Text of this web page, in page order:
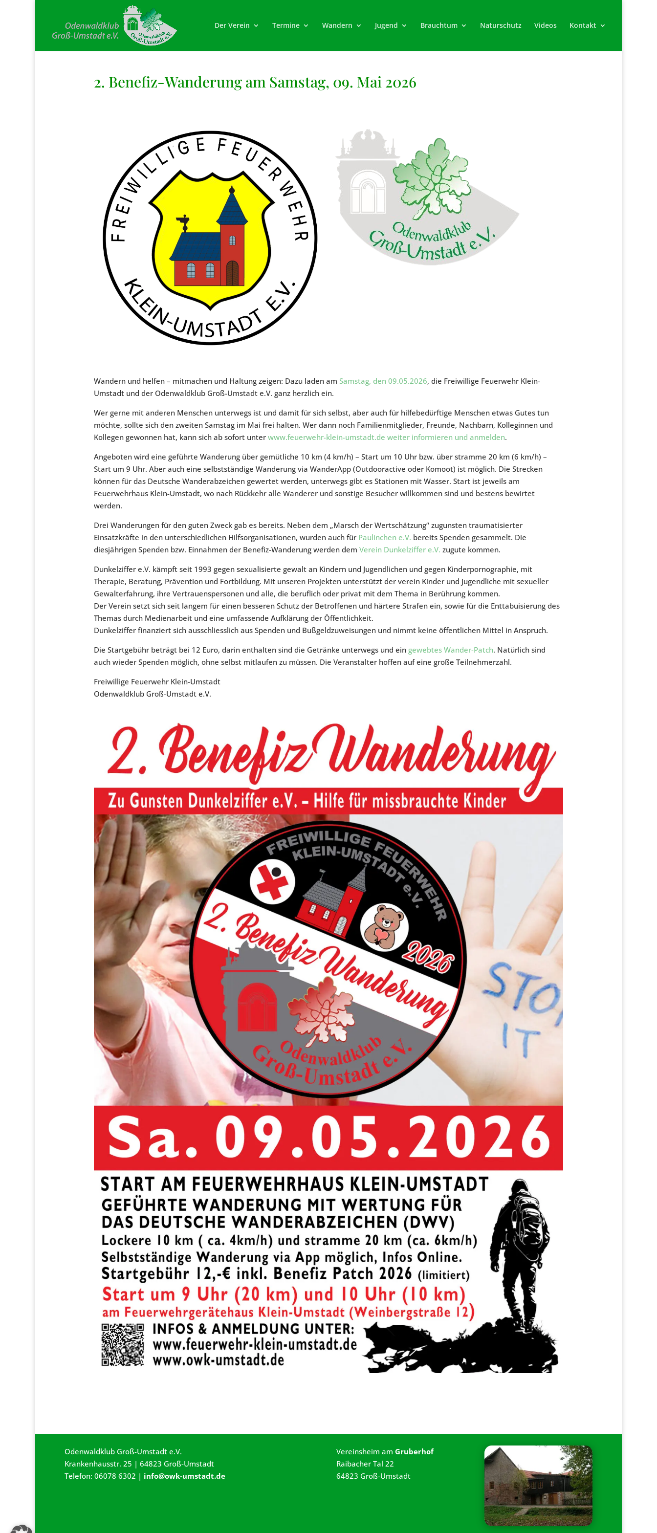
Der Verein Termine Wandern Jugend Brauchtum Naturschutz Videos Kontakt
2. Benefiz-Wanderung am Samstag, 09. Mai 2026
Wandern und helfen – mitmachen und Haltung zeigen: Dazu laden am Samstag, den 09.05.2026, die Freiwillige Feuerwehr Klein-
Umstadt und der Odenwaldklub Groß-Umstadt e.V. ganz herzlich ein.
Wer gerne mit anderen Menschen unterwegs ist und damit für sich selbst, aber auch für hilfebedürftige Menschen etwas Gutes tun
möchte, sollte sich den zweiten Samstag im Mai frei halten. Wer dann noch Familienmitglieder, Freunde, Nachbarn, Kolleginnen und
Kollegen gewonnen hat, kann sich ab sofort unter www.feuerwehr-klein-umstadt.de weiter informieren und anmelden.
Angeboten wird eine geführte Wanderung über gemütliche 10 km (4 km/h) – Start um 10 Uhr bzw. über stramme 20 km (6 km/h) –
Start um 9 Uhr. Aber auch eine selbstständige Wanderung via WanderApp (Outdooractive oder Komoot) ist möglich. Die Strecken
können für das Deutsche Wanderabzeichen gewertet werden, unterwegs gibt es Stationen mit Wasser. Start ist jeweils am
Feuerwehrhaus Klein-Umstadt, wo nach Rückkehr alle Wanderer und sonstige Besucher willkommen sind und bestens bewirtet
werden.
Drei Wanderungen für den guten Zweck gab es bereits. Neben dem „Marsch der Wertschätzung“ zugunsten traumatisierter
Einsatzkräfte in den unterschiedlichen Hilfsorganisationen, wurden auch für Paulinchen e.V. bereits Spenden gesammelt. Die
diesjährigen Spenden bzw. Einnahmen der Benefiz-Wanderung werden dem Verein Dunkelziffer e.V. zugute kommen.
Dunkelziffer e.V. kämpft seit 1993 gegen sexualisierte gewalt an Kindern und Jugendlichen und gegen Kinderpornographie, mit
Therapie, Beratung, Prävention und Fortbildung. Mit unseren Projekten unterstützt der verein Kinder und Jugendliche mit sexueller
Gewalterfahrung, ihre Vertrauenspersonen und alle, die beruflich oder privat mit dem Thema in Berührung kommen.
Der Verein setzt sich seit langem für einen besseren Schutz der Betroffenen und härtere Strafen ein, sowie für die Enttabuisierung des
Themas durch Medienarbeit und eine umfassende Aufklärung der Öffentlichkeit.
Dunkelziffer finanziert sich ausschliesslich aus Spenden und Bußgeldzuweisungen und nimmt keine öffentlichen Mittel in Anspruch.
Die Startgebühr beträgt bei 12 Euro, darin enthalten sind die Getränke unterwegs und ein gewebtes Wander-Patch. Natürlich sind
auch wieder Spenden möglich, ohne selbst mitlaufen zu müssen. Die Veranstalter hoffen auf eine große Teilnehmerzahl.
Freiwillige Feuerwehr Klein-Umstadt
Odenwaldklub Groß-Umstadt e.V.
Odenwaldklub Groß-Umstadt e.V.
Krankenhausstr. 25 | 64823 Groß-Umstadt
Telefon: 06078 6302 | info@owk-umstadt.de
Vereinsheim amGruberhof
Raibacher Tal 22
64823 Groß-Umstadt